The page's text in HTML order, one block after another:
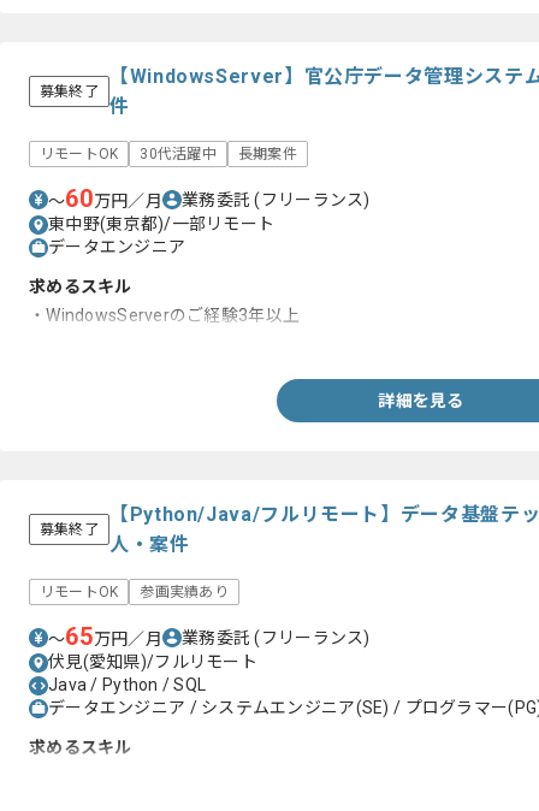
募集終了
【WindowsServer】官公庁データ管理システ
件
リモートOK 30代活躍中 長期案件
〜60万円／月 業務委託(フリーランス)
東中野(東京都)/一部リモート
データエンジニア
求めるスキル
・WindowsServerのご経験3年以上
詳細を見る
募集終了
【Python/Java/フルリモート】データ基盤テ
人・案件
リモートOK 参画実績あり
〜65万円／月 業務委託(フリーランス)
伏見(愛知県)/フルリモート
Java / Python / SQL
データエンジニア / システムエンジニア(SE) / プログラマー
求めるスキル